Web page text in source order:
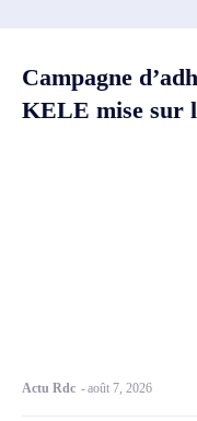
Campagne
KELE mise sur
Actu Rdc -août 7, 2026